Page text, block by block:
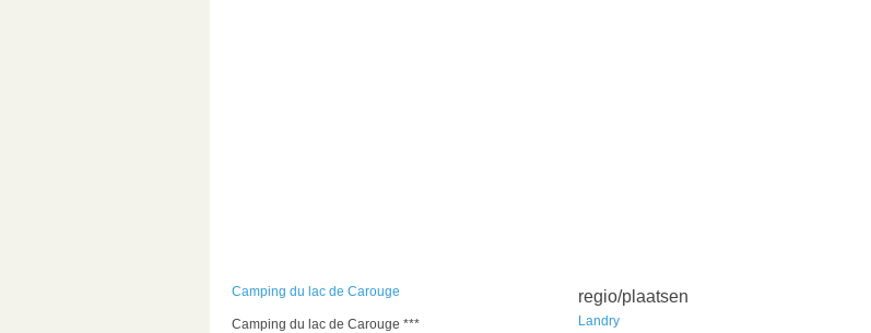
Camping du lac de Carouge
Camping du lac de Carouge ***
regio/plaatsen
Landry